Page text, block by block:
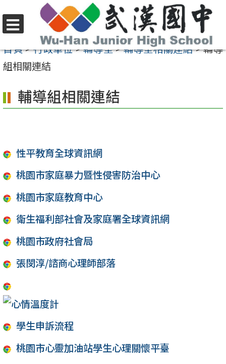
至
要
容
區
選
單
首頁>行政單位>輔導室>輔導室相關連結>輔導
組相關連結
輔導組相關連結
性平教育全球資訊網
桃園市家庭暴力暨性侵害防治中心
桃園市家庭教育中心
衛生福利部社會及家庭署全球資訊網
桃園市政府社會局
張閔淳/諮商心理師部落
學生申訴流程
桃園市心靈加油站學生心理關懷平臺